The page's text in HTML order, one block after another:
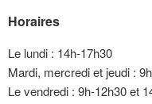
Horaires
Le lundi : 14h-17h30
Mardi, mercredi et jeudi :
Le vendredi : 9h-12h30 et